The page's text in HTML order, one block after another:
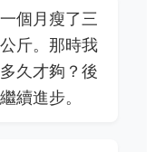
個月瘦了三
斤。那時我
久才夠？後
續進步。